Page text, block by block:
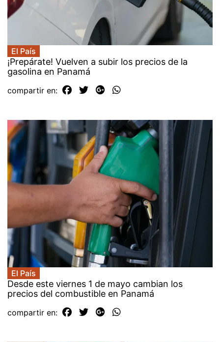
El País
¡Prepárate! Vuelven a subir los precios de la
gasolina en Panamá
compartir en:
El País
Desde este viernes 1 de mayo cambian los
precios del combustible en Panamá
compartir en: